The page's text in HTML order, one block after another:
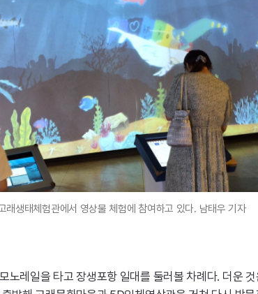
래생태체험관에서 영상물 체험에 참여하고 있다. 남태우 기자
레일을 타고 장생포항 일대를 둘러볼 차례다. 더운